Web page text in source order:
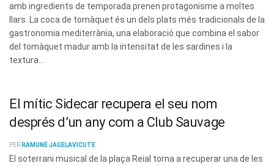
amb ingredients de temporada prenen protagonisme a moltes
llars. La coca de tomàquet és un dels plats més tradicionals de la
gastronomia mediterrània, una elaboració que combina el sabor
del tomàquet madur amb la intensitat de les sardines i la
textura...
El mític Sidecar recupera el seu nom
després d’un any com a Club Sauvage
PER RAMUNÉ JAGELAVICUTE
El soterrani musical de la plaça Reial torna a recuperar una de les